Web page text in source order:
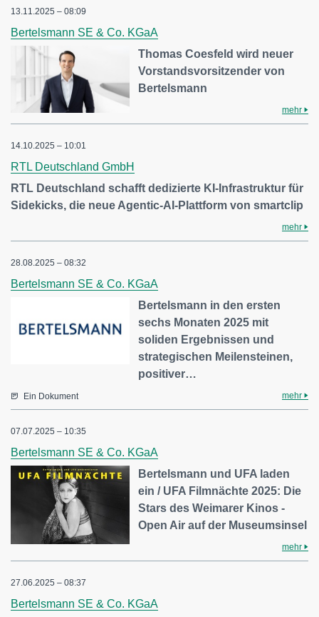
13.11.2025 – 08:09
Bertelsmann SE & Co. KGaA
Thomas Coesfeld wird neuer
Vorstandsvorsitzender von
Bertelsmann
mehr
14.10.2025 – 10:01
RTL Deutschland GmbH
RTL Deutschland schafft dedizierte KI-Infrastruktur für
Sidekicks, die neue Agentic-AI-Plattform von smartclip
mehr
28.08.2025 – 08:32
Bertelsmann SE & Co. KGaA
Bertelsmann in den ersten
sechs Monaten 2025 mit
soliden Ergebnissen und
strategischen Meilensteinen,
positiver…
Ein Dokument mehr
07.07.2025 – 10:35
Bertelsmann SE & Co. KGaA
Bertelsmann und UFA laden
ein / UFA Filmnächte 2025: Die
Stars des Weimarer Kinos -
Open Air auf der Museumsinsel
mehr
27.06.2025 – 08:37
Bertelsmann SE & Co. KGaA